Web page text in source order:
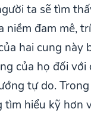
ta sẽ tìm
niềm đam mê,
hai cung này
của họ đối với
tự do.
tìm hiểu kỹ hơn